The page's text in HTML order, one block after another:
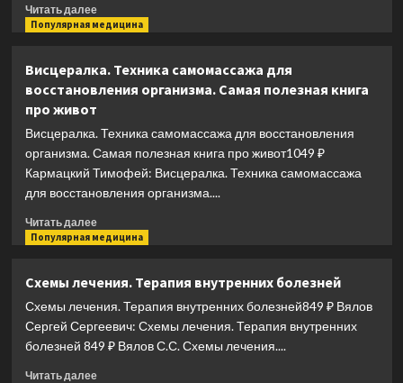
Читать далееПрочитать
больше
труп,
приятель.
Откровенные
дневники
Популярная медицина
Висцералка. Техника самомассажа для
восстановления организма. Самая полезная книга
про живот
Висцералка. Техника самомассажа для восстановления
организма. Самая полезная книга про живот1049 ₽
Кармацкий Тимофей: Висцералка. Техника самомассажа
для восстановления организма....
Читать далееПрочитать
больше
Техника
самомассажа
для
восстановления
Самая
Популярная медицина
Схемы лечения. Терапия внутренних болезней
Схемы лечения. Терапия внутренних болезней849 ₽ Вялов
Сергей Сергеевич: Схемы лечения. Терапия внутренних
болезней 849 ₽ Вялов С.С. Схемы лечения....
Читать далееПрочитать